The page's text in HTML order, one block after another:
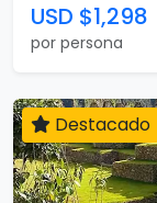
USD $1,298
por persona
Destacado